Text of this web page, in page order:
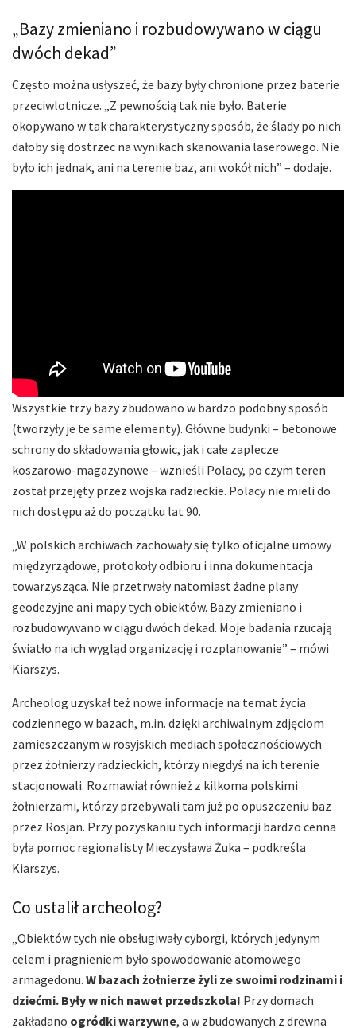
„Bazy zmieniano i rozbudowywano w ciągu
dwóch dekad”
Często można usłyszeć, że bazy były chronione przez baterie
przeciwlotnicze. „Z pewnością tak nie było. Baterie
okopywano w tak charakterystyczny sposób, że ślady po nich
dałoby się dostrzec na wynikach skanowania laserowego. Nie
było ich jednak, ani na terenie baz, ani wokół nich” – dodaje.
Wszystkie trzy bazy zbudowano w bardzo podobny sposób
(tworzyły je te same elementy). Główne budynki – betonowe
schrony do składowania głowic, jak i całe zaplecze
koszarowo-magazynowe – wznieśli Polacy, po czym teren
został przejęty przez wojska radzieckie. Polacy nie mieli do
nich dostępu aż do początku lat 90.
„W polskich archiwach zachowały się tylko oficjalne umowy
międzyrządowe, protokoły odbioru i inna dokumentacja
towarzysząca. Nie przetrwały natomiast żadne plany
geodezyjne ani mapy tych obiektów. Bazy zmieniano i
rozbudowywano w ciągu dwóch dekad. Moje badania rzucają
światło na ich wygląd organizację i rozplanowanie” – mówi
Kiarszys.
Archeolog uzyskał też nowe informacje na temat życia
codziennego w bazach, m.in. dzięki archiwalnym zdjęciom
zamieszczanym w rosyjskich mediach społecznościowych
przez żołnierzy radzieckich, którzy niegdyś na ich terenie
stacjonowali. Rozmawiał również z kilkoma polskimi
żołnierzami, którzy przebywali tam już po opuszczeniu baz
przez Rosjan. Przy pozyskaniu tych informacji bardzo cenna
była pomoc regionalisty Mieczysława Żuka – podkreśla
Kiarszys.
Co ustalił archeolog?
„Obiektów tych nie obsługiwały cyborgi, których jedynym
celem i pragnieniem było spowodowanie atomowego
armagedonu. W bazach żołnierze żyli ze swoimi rodzinami i
dziećmi. Były w nich nawet przedszkola! Przy domach
zakładano ogródki warzywne, a w zbudowanych z drewna